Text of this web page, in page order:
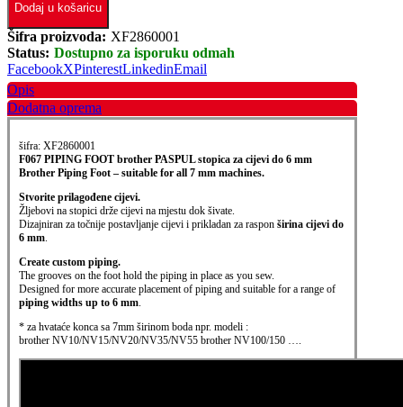
Dodaj u košaricu
Šifra proizvoda: XF2860001
Status: Dostupno za isporuku odmah
FacebookXPinterestLinkedinEmail
Opis
Dodatna oprema
šifra: XF2860001
F067 PIPING FOOT brother PASPUL stopica za cijevi do 6 mm
Brother Piping Foot – suitable for all 7 mm machines.
Stvorite prilagođene cijevi.
Žljebovi na stopici drže cijevi na mjestu dok šivate.
Dizajniran za točnije postavljanje cijevi i prikladan za raspon širina cijevi do
6 mm.
Create custom piping.
The grooves on the foot hold the piping in place as you sew.
Designed for more accurate placement of piping and suitable for a range of
piping widths up to 6 mm.
* za hvataće konca sa 7mm širinom boda npr. modeli :
brother NV10/NV15/NV20/NV35/NV55 brother NV100/150 ….